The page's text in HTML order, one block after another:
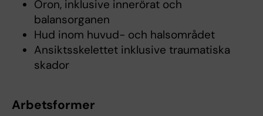
Öron, inklusive innerörat och
balansorganen
Hud inom huvud- och halsområdet
Ansiktsskelettet inklusive traumatiska
skador
Arbetsformer